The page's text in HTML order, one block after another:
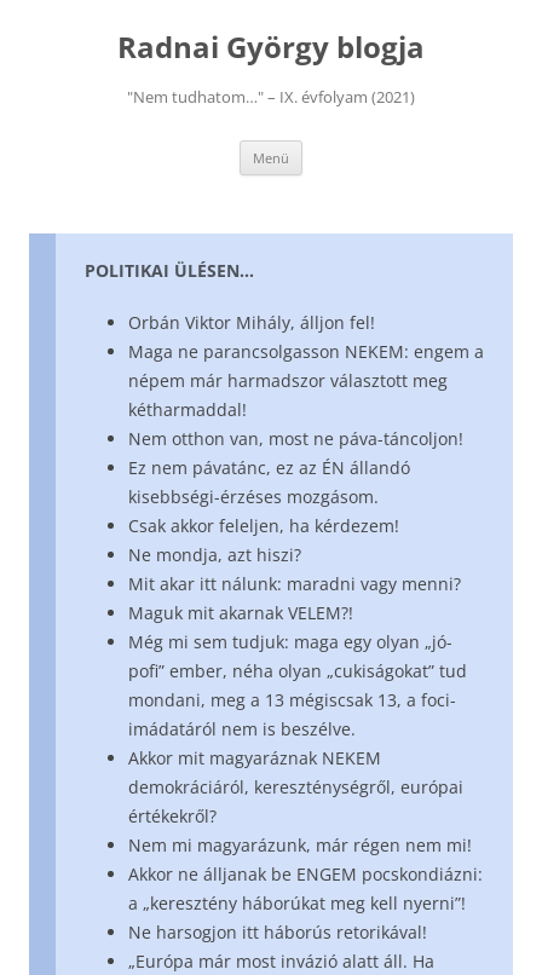
Radnai György blogja
"Nem tudhatom…" – IX. évfolyam (2021)
Menü
POLITIKAI ÜLÉSEN…
Orbán Viktor Mihály, álljon fel!
Maga ne parancsolgasson NEKEM: engem a
népem már harmadszor választott meg
kétharmaddal!
Nem otthon van, most ne páva-táncoljon!
Ez nem pávatánc, ez az ÉN állandó
kisebbségi-érzéses mozgásom.
Csak akkor feleljen, ha kérdezem!
Ne mondja, azt hiszi?
Mit akar itt nálunk: maradni vagy menni?
Maguk mit akarnak VELEM?!
Még mi sem tudjuk: maga egy olyan „jó-
pofi” ember, néha olyan „cukiságokat” tud
mondani, meg a 13 mégiscsak 13, a foci-
imádatáról nem is beszélve.
Akkor mit magyaráznak NEKEM
demokráciáról, kereszténységről, európai
értékekről?
Nem mi magyarázunk, már régen nem mi!
Akkor ne álljanak be ENGEM pocskondiázni:
a „keresztény háborúkat meg kell nyerni”!
Ne harsogjon itt háborús retorikával!
„Európa már most invázió alatt áll. Ha